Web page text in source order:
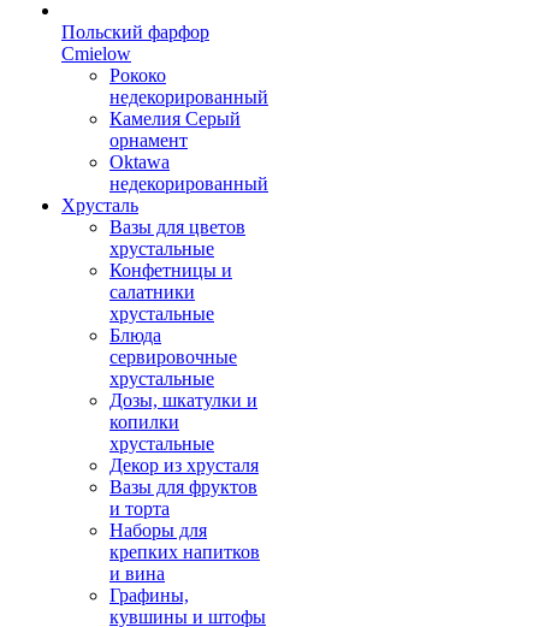
Польский фарфор
Сmielow
Рококо
недекорированный
Камелия Серый
орнамент
Oktawa
недекорированный
Хрусталь
Вазы для цветов
хрустальные
Конфетницы и
салатники
хрустальные
Блюда
сервировочные
хрустальные
Дозы, шкатулки и
копилки
хрустальные
Декор из хрусталя
Вазы для фруктов
и торта
Наборы для
крепких напитков
и вина
Графины,
кувшины и штофы